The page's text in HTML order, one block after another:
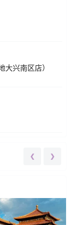
兴南区店）
❮ ❯